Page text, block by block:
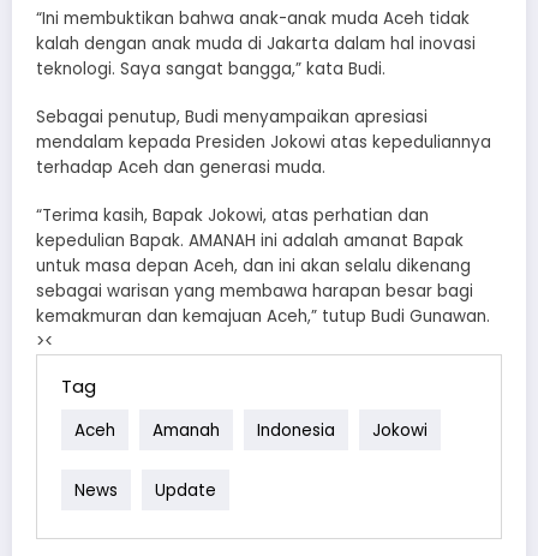
“Ini membuktikan bahwa anak-anak muda Aceh tidak
kalah dengan anak muda di Jakarta dalam hal inovasi
teknologi. Saya sangat bangga,” kata Budi.
Sebagai penutup, Budi menyampaikan apresiasi
mendalam kepada Presiden Jokowi atas kepeduliannya
terhadap Aceh dan generasi muda.
“Terima kasih, Bapak Jokowi, atas perhatian dan
kepedulian Bapak. AMANAH ini adalah amanat Bapak
untuk masa depan Aceh, dan ini akan selalu dikenang
sebagai warisan yang membawa harapan besar bagi
kemakmuran dan kemajuan Aceh,” tutup Budi Gunawan.
><
Tag
Aceh Amanah Indonesia Jokowi
News Update